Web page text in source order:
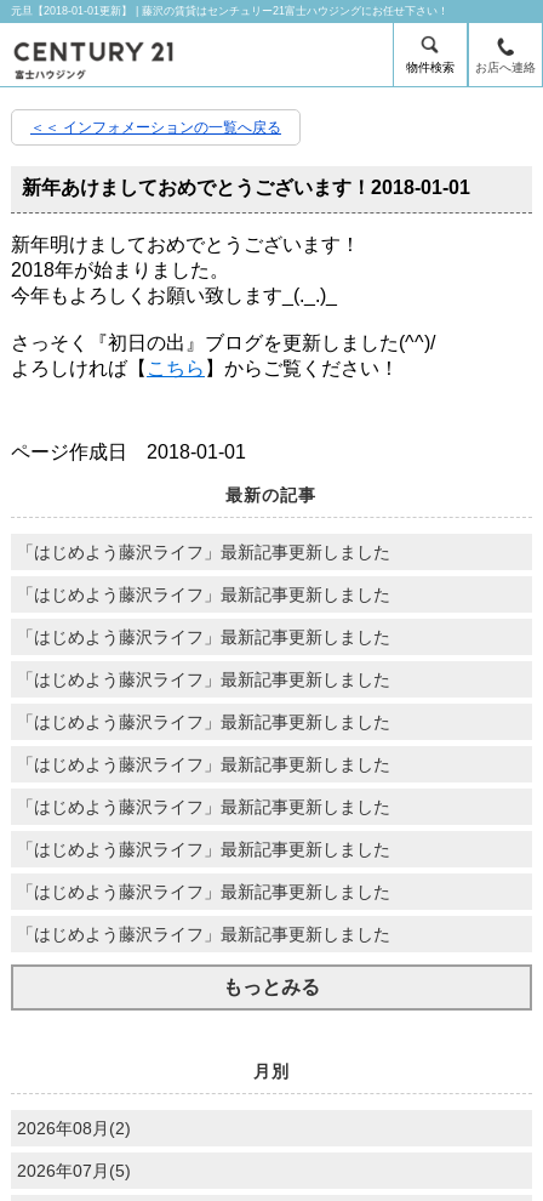
元旦【2018-01-01更新】 | 藤沢の賃貸はセンチュリー21富士ハウジングにお任せ下さい！
物件検索 お店へ連絡
＜＜ インフォメーションの一覧へ戻る
新年あけましておめでとうございます！ 2018-01-01
新年明けましておめでとうございます！
2018年が始まりました。
今年もよろしくお願い致します_(._.)_
さっそく『初日の出』ブログを更新しました(^^)/
よろしければ【 こちら 】からご覧ください！
ページ作成日 2018-01-01
最新の記事
「はじめよう藤沢ライフ」最新記事更新しました
「はじめよう藤沢ライフ」最新記事更新しました
「はじめよう藤沢ライフ」最新記事更新しました
「はじめよう藤沢ライフ」最新記事更新しました
「はじめよう藤沢ライフ」最新記事更新しました
「はじめよう藤沢ライフ」最新記事更新しました
「はじめよう藤沢ライフ」最新記事更新しました
「はじめよう藤沢ライフ」最新記事更新しました
「はじめよう藤沢ライフ」最新記事更新しました
「はじめよう藤沢ライフ」最新記事更新しました
もっとみる
月別
2026年08月(2)
2026年07月(5)